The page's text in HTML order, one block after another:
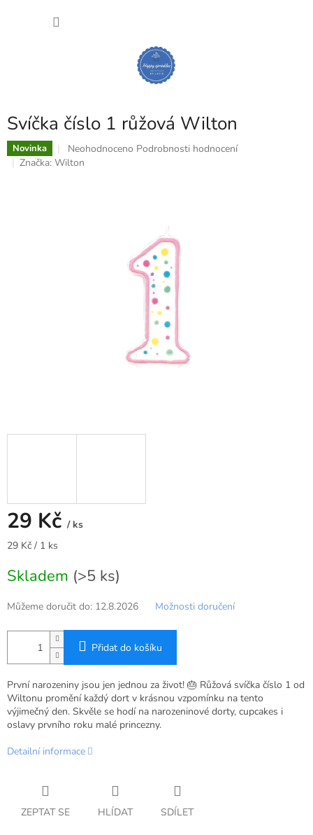
Svíčka číslo 1 růžová Wilton
Novinka
Průměrné
hodnocení
Neohodnoceno Podrobnosti hodnocení
Značka: Wilton
29 Kč / ks
Měrná
29 Kč / 1 ks
Skladem (>5 ks)
Můžeme doručit do: 12.8.2026 Možnosti doručení
Přidat do košíku
První narozeniny jsou jen jednou za život! 🎂 Růžová svíčka číslo 1 od
Wiltonu promění každý dort v krásnou vzpomínku na tento
výjimečný den. Skvěle se hodí na narozeninové dorty, cupcakes i
oslavy prvního roku malé princezny.
Detailní informace
ZEPTAT SE HLÍDAT SDÍLET